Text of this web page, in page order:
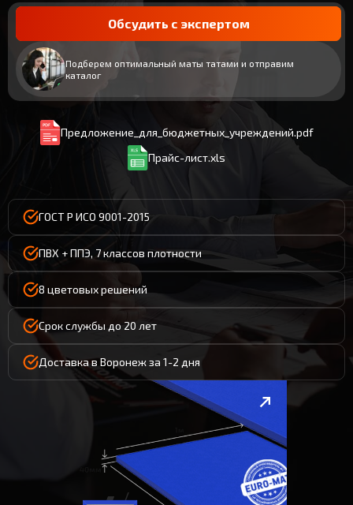
Обсудить с экспертом
Подберем оптимальный маты татами и отправим
каталог
Предложение_для_бюджетных_учреждений.pdf
Прайс-лист.xls
ГОСТ Р ИСО 9001-2015
ПВХ + ППЭ, 7 классов плотности
8 цветовых решений
Срок службы до 20 лет
Доставка в Воронеж за 1-2 дня